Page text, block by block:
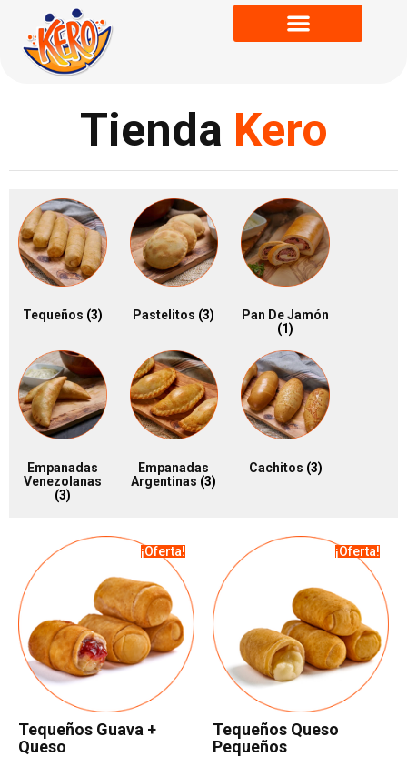
Tienda Kero
Tequeños (3) Pastelitos (3)
Pan De Jamón
(1)
Empanadas
Venezolanas
(3)
Empanadas
Argentinas (3)
Cachitos (3)
¡Oferta!
Tequeños Guava +
Queso
¡Oferta!
Tequeños Queso
Pequeños